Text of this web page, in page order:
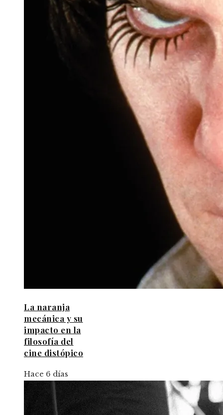
La naranja
mecánica y su
impacto en la
filosofía del
cine distópico
Hace 6 días